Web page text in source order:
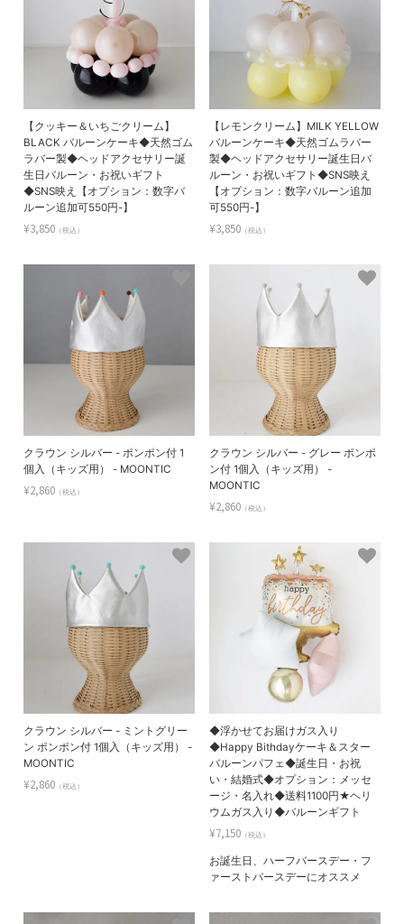
【クッキー＆いちごクリーム】
BLACK バルーンケーキ◆天然ゴム
ラバー製◆ヘッドアクセサリー誕
生日バルーン・お祝いギフト
◆SNS映え【オプション：数字バ
ルーン追加可550円-】
¥3,850 （税込）
【レモンクリーム】MILK YELLOW
バルーンケーキ◆天然ゴムラバー
製◆ヘッドアクセサリー誕生日バ
ルーン・お祝いギフト◆SNS映え
【オプション：数字バルーン追加
可550円-】
¥3,850 （税込）
クラウン シルバー - ポンポン付 1
個入（キッズ用） - MOONTIC
¥2,860 （税込）
クラウン シルバー - グレー ポンポ
ン付 1個入（キッズ用） -
MOONTIC
¥2,860 （税込）
クラウン シルバー - ミントグリー
ン ポンポン付 1個入（キッズ用） -
MOONTIC
¥2,860 （税込）
◆浮かせてお届けガス入り
◆Happy Bithdayケーキ＆スター
バルーンパフェ◆誕生日・お祝
い・結婚式◆オプション：メッセ
ージ・名入れ◆送料1100円★ヘリ
ウムガス入り◆バルーンギフト
¥7,150 （税込）
お誕生日、ハーフバースデー・フ
ァーストバースデーにオススメ